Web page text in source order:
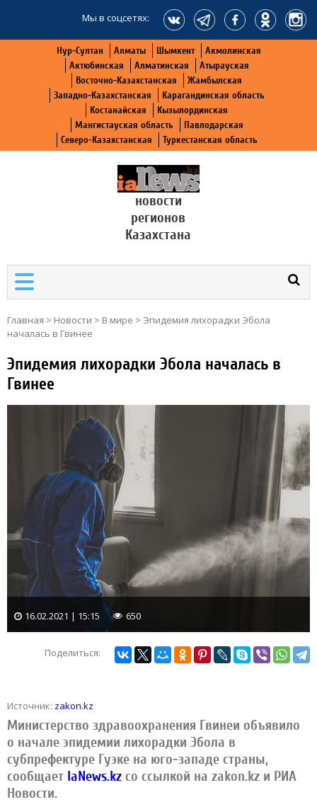
Мы в соцсетях:
Нур-Султан Алматы Шымкент
Акмолинская
Актюбинская
Алматинская
Атырауская
Восточно-Казахстанская
Жамбылская
Западно-Казахстанская
Карагандинская область
Костанайская
Кызылординская
Мангистауская область
Павлодарская
Северо-Казахстанская
Туркестанская область
новости
регионов
Казахстана
Главная > Новости > В мире > Эпидемия лихорадки Эбола
началась в Гвинее
Эпидемия лихорадки Эбола началась в
Гвинее
16.02.2021 | 15:15 650
Поделиться:
Источник: zakon.kz
Министерство здравоохранения Гвинеи объявило
о начале эпидемии лихорадки Эбола в
субпрефектуре Гуэке на юго-западе страны,
сообщает IaNews.kz со ссылкой на zakon.kz и РИА
Новости.